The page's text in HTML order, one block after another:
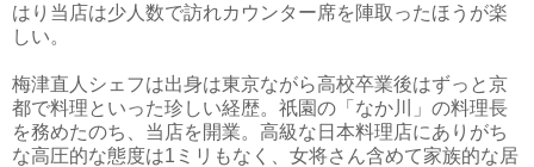
はり当店は少人数で訪れカウンター席を陣取ったほうが楽
しい。
梅津直人シェフは出身は東京ながら高校卒業後はずっと京
都で料理といった珍しい経歴。祇園の「なか川」の料理長
を務めたのち、当店を開業。高級な日本料理店にありがち
な高圧的な態度は1ミリもなく、女将さん含めて家族的な居